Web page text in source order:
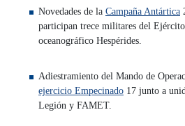
Novedades de la Campaña Antártica
participan trece militares del
oceanográfico Hespérides.
Adiestramiento del Mando de
ejercicio Empecinado 17 junto a
Legión y FAMET.